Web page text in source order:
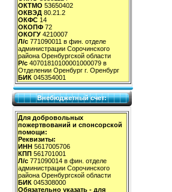
ОКТМО 53650402
ОКВЭД 80.21.2
ОКФС 14
ОКОПФ 72
ОКОГУ 4210007
Л/с 771090011 в фин. отделе
администрации Сорочинского
района Оренбургской области
Р/с 40701810100001000079 в
Отделении Оренбург г. Оренбург
БИК 045354001
Внебюджетный счет:
Для добровольных
пожертвований и спонсорской
помощи:
Реквизиты:
ИНН 5617005706
КПП 561701001
Л/с 771090014 в фин. отделе
администрации Сорочинского
района Оренбургской области
БИК 045308000
Обязательно указать - для